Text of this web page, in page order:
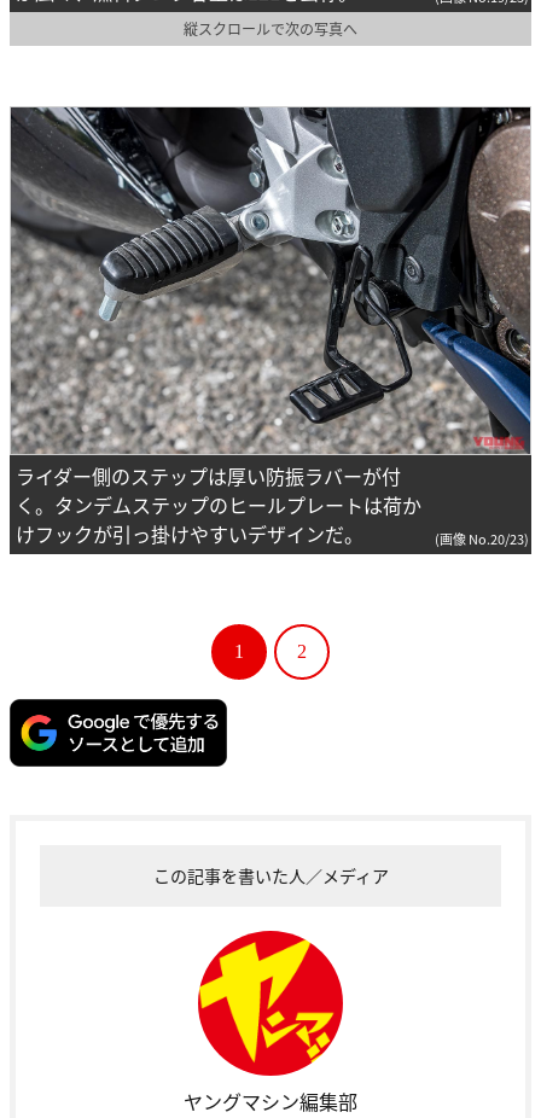
縦スクロールで次の写真へ
ライダー側のステップは厚い防振ラバーが付
く。タンデムステップのヒールプレートは荷か
けフックが引っ掛けやすいデザインだ。
(画像 No.20/23)
1 2
この記事を書いた人／メディア
ヤングマシン編集部